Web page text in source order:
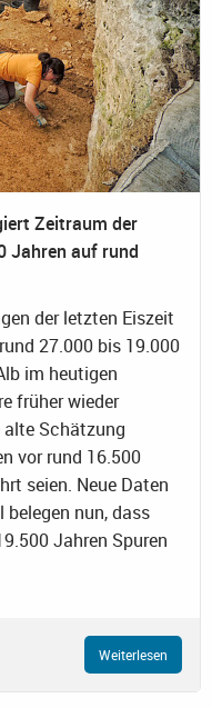
Zeitraum der
Jahren auf rund
der letzten Eiszeit
27.000 bis 19.000
im heutigen
früher wieder
alte Schätzung
vor rund 16.500
seien. Neue Daten
nun, dass
Jahren Spuren
Weiterlesen